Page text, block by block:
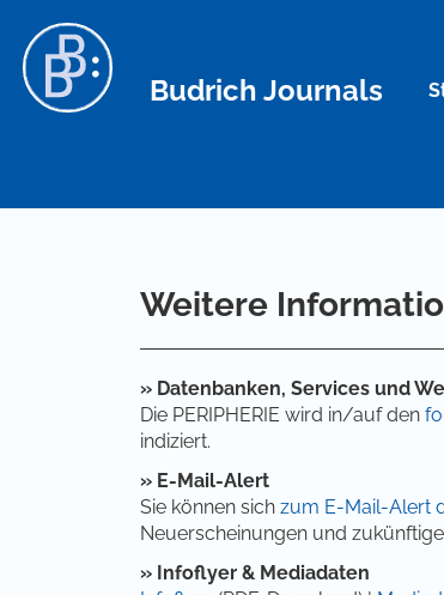
Hauptinhalt
Sidebar
Budrich Journals
Weitere
» Datenbanken, Services und
Die PERIPHERIE wird in/auf den
indiziert.
» E-Mail-Alert
Sie können sich zum E-Mail-Alert
Neuerscheinungen und
» Infoflyer & Mediadaten